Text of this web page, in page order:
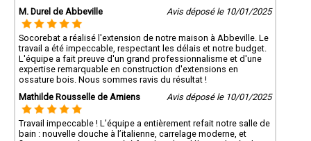
M. Durel de Abbeville Avis déposé le 10/01/2025
Socorebat a réalisé l'extension de notre maison à Abbeville. Le
travail a été impeccable, respectant les délais et notre budget.
L'équipe a fait preuve d'un grand professionnalisme et d'une
expertise remarquable en construction d'extensions en
ossature bois. Nous sommes ravis du résultat !
Mathilde Rousselle de Amiens
Avis déposé le 10/01/2025
Travail impeccable ! L’équipe a entièrement refait notre salle de
bain : nouvelle douche à l’italienne, carrelage moderne, et